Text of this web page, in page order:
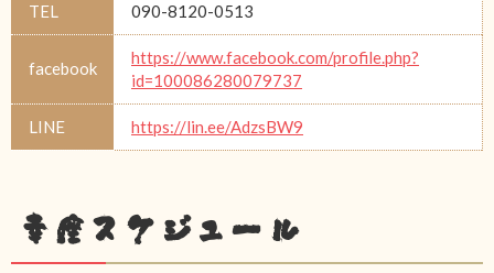
TEL 090-8120-0513
facebook
https://www.facebook.com/profile.php?
id=100086280079737
LINE https://lin.ee/AdzsBW9
幸座スケジュール